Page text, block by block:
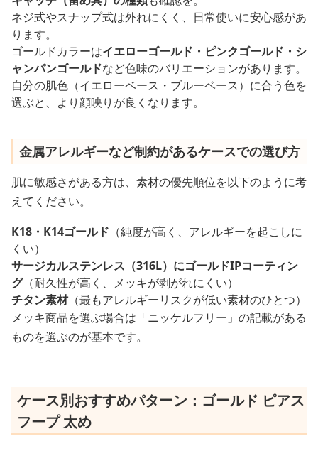
ネジ式やスナップ式は外れにくく、日常使いに安心感があ
ります。
ゴールドカラーはイエローゴールド・ピンクゴールド・シ
ャンパンゴールドなど色味のバリエーションがあります。
自分の肌色（イエローベース・ブルーベース）に合う色を
選ぶと、より顔映りが良くなります。
金属アレルギーなど制約があるケースでの選び方
肌に敏感さがある方は、素材の優先順位を以下のように考
えてください。
K18・K14ゴールド （純度が高く、アレルギーを起こしに
くい）
サージカルステンレス（316L）にゴールドIPコーティン
グ（耐久性が高く、メッキが剥がれにくい）
チタン素材（最もアレルギーリスクが低い素材のひとつ）
メッキ商品を選ぶ場合は「ニッケルフリー」の記載がある
ものを選ぶのが基本です。
ケース別おすすめパターン：ゴールド ピアス
フープ 太め